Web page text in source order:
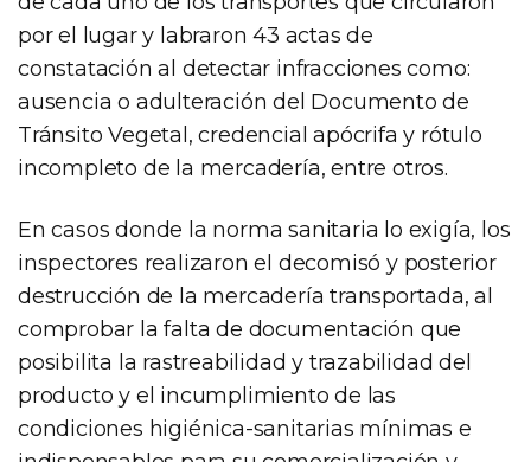
por el lugar y labraron 43 actas de
constatación al detectar infracciones como:
ausencia o adulteración del Documento de
Tránsito Vegetal, credencial apócrifa y rótulo
incompleto de la mercadería, entre otros.
En casos donde la norma sanitaria lo exigía, los
inspectores realizaron el decomisó y posterior
destrucción de la mercadería transportada, al
comprobar la falta de documentación que
posibilita la rastreabilidad y trazabilidad del
producto y el incumplimiento de las
condiciones higiénica-sanitarias mínimas e